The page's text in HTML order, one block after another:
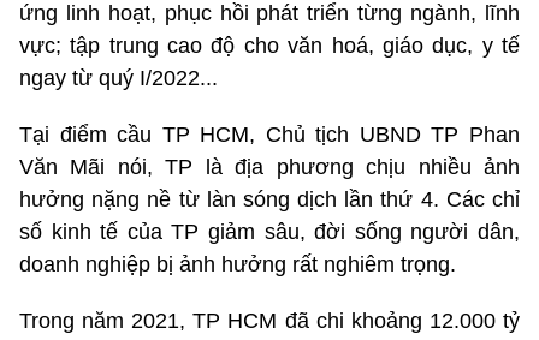
ứng linh hoạt, phục hồi phát triển từng ngành, lĩnh
vực; tập trung cao độ cho văn hoá, giáo dục, y tế
ngay từ quý I/2022...
Tại điểm cầu TP HCM, Chủ tịch UBND TP Phan
Văn Mãi nói, TP là địa phương chịu nhiều ảnh
hưởng nặng nề từ làn sóng dịch lần thứ 4. Các chỉ
số kinh tế của TP giảm sâu, đời sống người dân,
doanh nghiệp bị ảnh hưởng rất nghiêm trọng.
Trong năm 2021, TP HCM đã chi khoảng 12.000 tỷ